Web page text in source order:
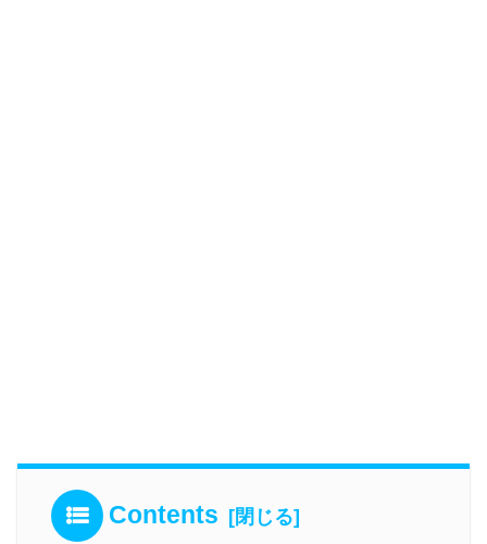
Contents